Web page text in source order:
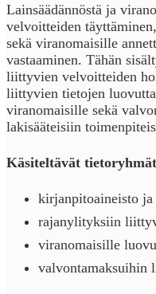
Lainsäädännöstä ja
velvoitteiden
sekä viranomaisille
vastaaminen. Tähän
liittyvien velvoitteiden
liittyvien tietojen
viranomaisille sekä
lakisääteisiin
Käsiteltävät tietoryhmät
kirjanpitoaineisto ja
rajanylityksiin
viranomaisille
valvontamaksuihin